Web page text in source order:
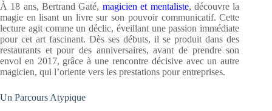
À 18 ans, Bertrand Gaté, magicien et mentaliste, découvre la
magie en lisant un livre sur son pouvoir communicatif. Cette
lecture agit comme un déclic, éveillant une passion immédiate
pour cet art fascinant. Dès ses débuts, il se produit dans des
restaurants et pour des anniversaires, avant de prendre son
envol en 2017, grâce à une rencontre décisive avec un autre
magicien, qui l’oriente vers les prestations pour entreprises.
Un Parcours Atypique